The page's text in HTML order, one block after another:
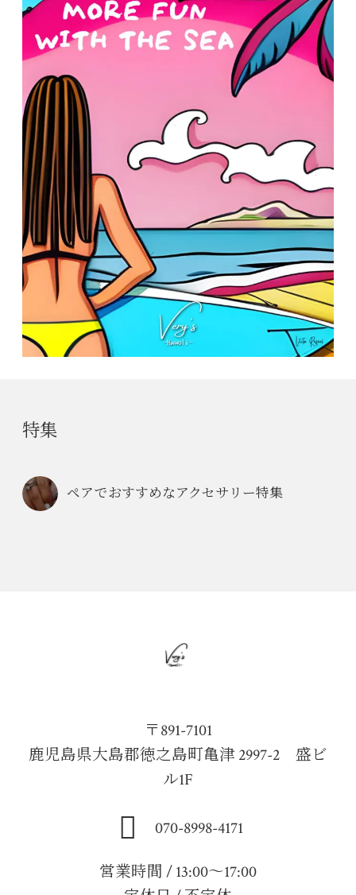
特集
ペアでおすすめなアクセサリー特集
〒891-7101
鹿児島県大島郡徳之島町亀津 2997-2 盛ビ
ル1F
070-8998-4171
営業時間 / 13:00～17:00